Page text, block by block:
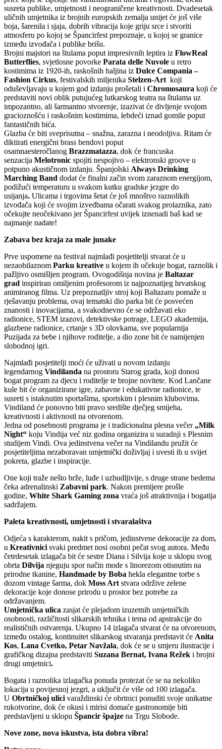
susreta publike, umjetnosti i neograničene kreativnosti. Dvadesetak
uličnih umjetnika iz brojnih europskih zemalja unijet će još više
boja, šarenila i sjaja, dobrih vibracija koje griju srce i stvoriti
atmosferu po kojoj se Špancirfest prepoznaje, u kojoj se granice
između izvođača i publike brišu.
Brojni majstori na štulama poput impresivnih leptira iz FlowReal
Butterflies, svjetlosne povorke Parata delle Nuvole u retro
kostimima iz 1920-ih, raskošnih haljina iz Dulce Compania –
Fashion Cirkus, festivalskih miljenika Stelzen-Artkoji
oduševljavaju u kojem god izdanju prošetali i Chromosaura koji će
predstaviti novi oblik putujućeg lutkarskog teatra na štulama uz
impozantno, ali šarmantno stvorenje, izazivat će divljenje svojom
gracioznošću i raskošnim kostimima, lebdeći iznad gomile poput
fantastičnih bića.
Glazba će biti sveprisutna – snažna, zarazna i neodoljiva. Ritam će
diktirati energični brass bendovi poput
osamnaesteročlanog Brazzmatazza, dok će francuska
senzacija Melotronic spojiti nespojivo – elektronski groove u
potpuno akustičnom izdanju. Španjolski Always Drinking
Marching Band dodat će finalni začin svom zaraznom energijom,
podižući temperaturu u svakom kutku gradske jezgre do
usijanja. Ulicama i trgovima šetat će još mnoštvo raznolikih
izvođača koji će svojim izvedbama očarati svakog prolaznika, zato
očekujte neočekivano jer Špancirfest uvijek iznenadi baš kad se
najmanje nadate!
Zabava bez kraja za male junake
Prve uspomene na festival najmlađi posjetitelji stvarat će u
nezaobilaznom Parku kreative u kojem ih očekuje bogat, raznolik i
pažljivo osmišljen program. Ovogodišnja novina je Baltazar
grad inspiriran omiljenim profesorom iz najpoznatijeg hrvatskog
animiranog filma. Uz prepoznatljiv stroj koji Baltazaru pomaže u
rješavanju problema, ovaj tematski dio parka bit će posvećen
znanosti i inovacijama, a svakodnevno će se održavati eko
radionice, STEM izazovi, detektivske potrage, LEGO akademija,
glazbene radionice, crtanje s 3D olovkama, sve popularnija
Puzijada za bebe i njihove roditelje, a dio zone bit će namijenjen
slobodnoj igri.
Najmlađi posjetitelji moći će uživati u novom izdanju
legendarnog Vindilanda na prostoru Starog grada, koji donosi
bogat program za djecu i roditelje te brojne novitete. Kod Lančane
kule bit će organizirane igre, zabavne i edukativne radionice, te
susreti s istaknutim sportašima, sportskim i plesnim klubovima.
Vindiland će ponovno biti pravo središte dječjeg smijeha,
kreativnosti i aktivnosti na otvorenom.
Jedna od posebnosti programa je i tradicionalna plesna večer „Milk
Night“ koju Vindija već niz godina organizira u suradnji s Plesnim
studijem Vindi. Ova jedinstvena večer na Vindilandu pružit će
posjetiteljima nezaboravan umjetnički doživljaj i uvesti ih u svijet
pokreta, glazbe i inspiracije.
One koji traže nešto brže, luđe i uzbudljivije, s druge strane bedema
čeka adrenalinski Zabavni park. Nakon premijere prošle
godine, White Shark Gaming zona vraća još atraktivnija i bogatija
sadržajem.
Paleta kreativnosti, umjetnosti i stvaralaštva
Odjeća s karakterom, nakit s pričom, jedinstvene dekoracije za dom,
u Kreativnicisvaki predmet nosi osobni pečat svog autora. Među
četrdesetak izlagača bit će sestre Diana i Silvija koje u sklopu svog
obrta Dilvija njeguju spor način mode s linorezom otisnutim na
prirodne tkanine, Handmade by Boba hekla elegantne torbe s
dozom vintage šarma, dok Moss Artstvara održive zelene
dekoracije koje donose prirodu u prostor bez potrebe za
održavanjem.
Umjetnička ulica zasjat će plejadom izuzetnih umjetničkih
osobnosti, različitosti slikarskih tehnika i tema od apstrakcije do
realističnih ostvarenja. Ukupno 14 izlagača stvarat će na otvorenom,
između ostalog, kontinuitet slikarskog stvaranja predstavit će Anita
Kos, Lana Cvetko, Petar Navžala, dok će se u smjeru ilustracije i
grafičkog dizajna predstaviti Suzana Bernat, Ivana Režek i brojni
drugi umjetnici.
Bogata i raznolika izlagačka ponuda protezat će se na nekoliko
lokacija u povijesnoj jezgri, a uključit će više od 100 izlagača.
U Obrtničkoj ulicivaraždinski će obrtnici ponuditi svoje unikatne
rukotvorine, dok će okusi i mirisi domaće gastronomije biti
predstavljeni u sklopu Špancir špajze na Trgu Slobode.
Nove zone, nova iskustva, ista dobra vibra!